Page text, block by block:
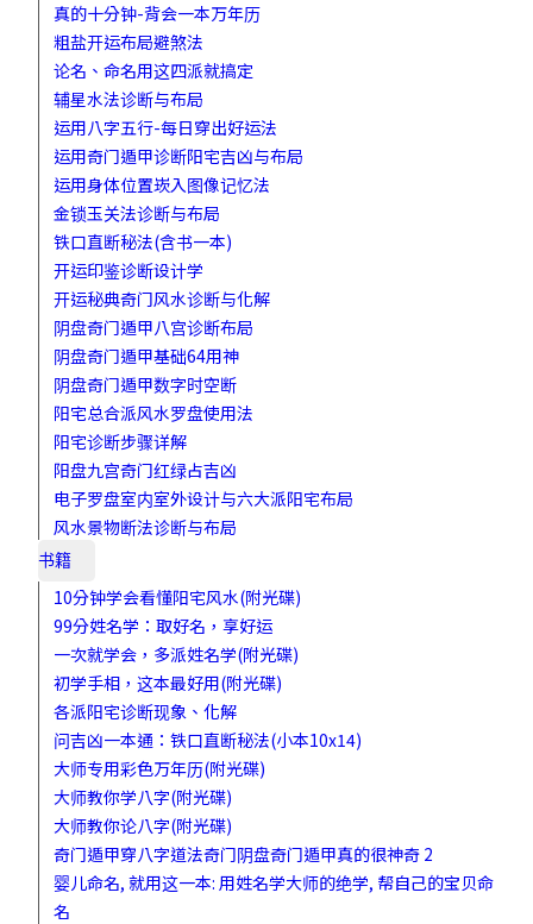
真的十分钟-背会一本万年历
粗盐开运布局避煞法
论名、命名用这四派就搞定
辅星水法诊断与布局
运用八字五行-每日穿出好运法
运用奇门遁甲诊断阳宅吉凶与布局
运用身体位置崁入图像记忆法
金锁玉关法诊断与布局
铁口直断秘法(含书一本)
开运印鉴诊断设计学
开运秘典奇门风水诊断与化解
阴盘奇门遁甲八宫诊断布局
阴盘奇门遁甲基础64用神
阴盘奇门遁甲数字时空断
阳宅总合派风水罗盘使用法
阳宅诊断步骤详解
阳盘九宫奇门红绿占吉凶
电子罗盘室内室外设计与六大派阳宅布局
风水景物断法诊断与布局
书籍
10分钟学会看懂阳宅风水(附光碟)
99分姓名学：取好名，享好运
一次就学会，多派姓名学(附光碟)
初学手相，这本最好用(附光碟)
各派阳宅诊断现象、化解
问吉凶一本通：铁口直断秘法(小本10x14)
大师专用彩色万年历(附光碟)
大师教你学八字(附光碟)
大师教你论八字(附光碟)
奇门遁甲穿八字道法奇门阴盘奇门遁甲真的很神奇 2
婴儿命名, 就用这一本: 用姓名学大师的绝学, 帮自己的宝贝命
名